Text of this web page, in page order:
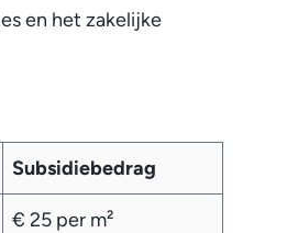
en het zakelijke
Subsidiebedrag
€ 25 per m²